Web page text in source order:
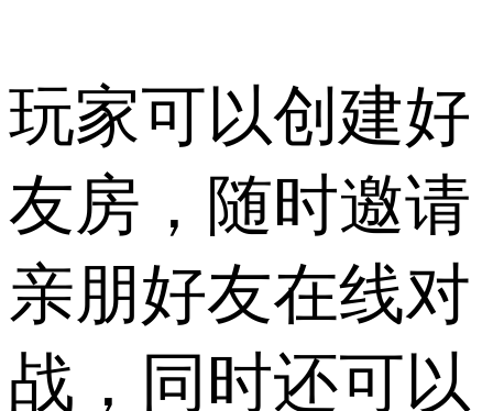
玩家可以创建好
友房，随时邀请
亲朋好友在线对
战，同时还可以